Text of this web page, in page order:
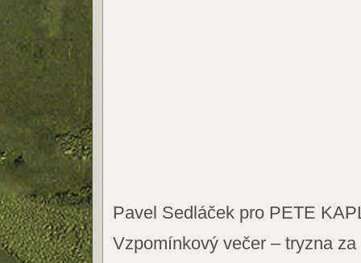
Pavel Sedláček pro PETE
Vzpomínkový večer – tryzna